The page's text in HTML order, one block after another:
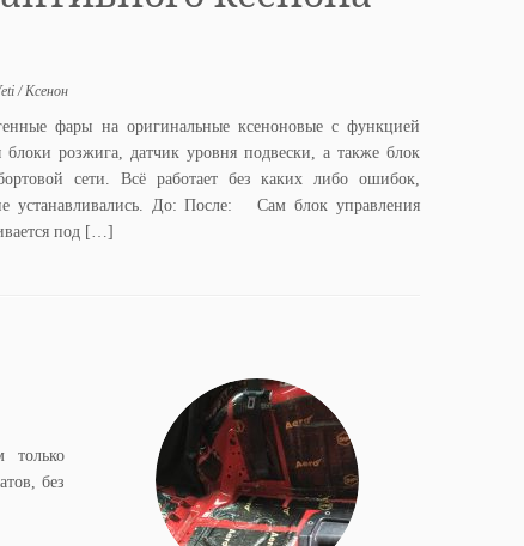
/Ксенон
фары на оригинальные ксеноновые с функцией
розжига, датчик уровня подвески, а также блок
сети. Всё работает без каких либо ошибок,
устанавливались. До: После: Сам блок управления
под […]
только
без